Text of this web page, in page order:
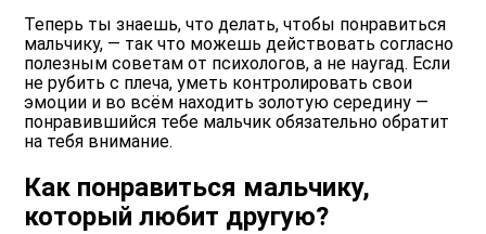
Теперь ты знаешь, что делать, чтобы понравиться
мальчику, — так что можешь действовать согласно
полезным советам от психологов, а не наугад. Если
не рубить с плеча, уметь контролировать свои
эмоции и во всём находить золотую середину —
понравившийся тебе мальчик обязательно обратит
на тебя внимание.
Как понравиться мальчику,
который любит другую?